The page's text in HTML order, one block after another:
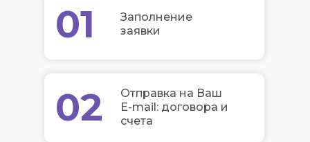
01
02
Заполнение
заявки
Отправка на Ваш
E-mail: договора и
счета